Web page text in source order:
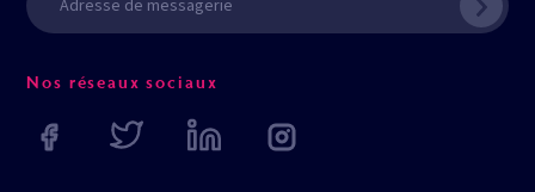
Nos réseaux sociaux